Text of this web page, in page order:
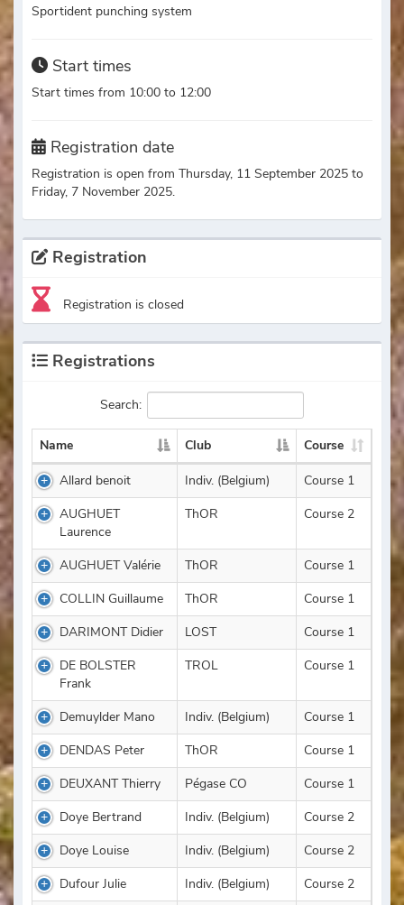
Sportident punching system
Start times
Start times from 10:00 to 12:00
Registration date
Registration is open from Thursday, 11 September 2025 to
Friday, 7 November 2025.
Registration
Registration is closed
Registrations
Search:
Name Club Course
Allard benoit Indiv. (Belgium)
Course 1
AUGHUET
Laurence
ThOR Course 2
AUGHUET Valérie ThOR
Course 1
COLLIN Guillaume
ThOR
Course 1
DARIMONT Didier
LOST
Course 1
DE BOLSTER
Frank
TROL Course 1
Demuylder Mano Indiv. (Belgium)
Course 1
DENDAS Peter
ThOR
Course 1
DEUXANT Thierry
Pégase CO
Course 1
Doye Bertrand
Indiv. (Belgium)
Course 2
Doye Louise
Indiv. (Belgium)
Course 2
Dufour Julie
Indiv. (Belgium)
Course 2